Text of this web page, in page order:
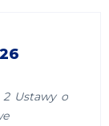
2 Ustawy o